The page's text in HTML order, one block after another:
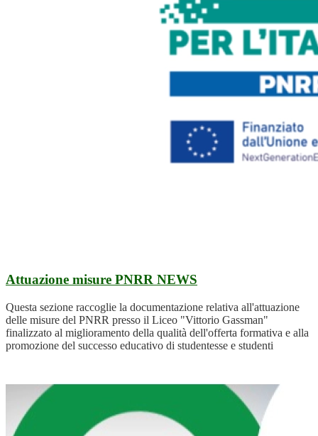
Attuazione misure PNRR NEWS
Questa sezione raccoglie la documentazione relativa all'attuazione
delle misure del PNRR presso il Liceo "Vittorio Gassman"
finalizzato al miglioramento della qualità dell'offerta formativa e alla
promozione del successo educativo di studentesse e studenti